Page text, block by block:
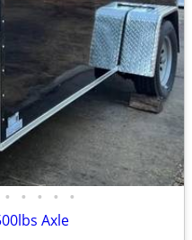
• • • • •
Axle